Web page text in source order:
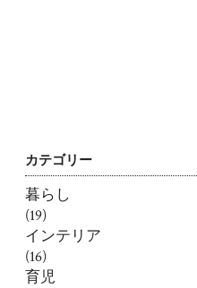
カテゴリー
暮らし
(19)
インテリア
(16)
育児